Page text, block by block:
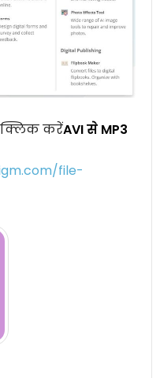
क्लिक करेंAVI से MP3
file-